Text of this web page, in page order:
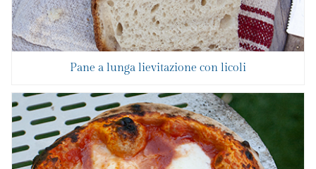
Pane a lunga lievitazione con licoli